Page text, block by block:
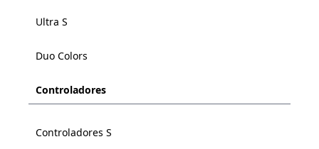
Ultra S
Duo Colors
Controladores
Controladores S